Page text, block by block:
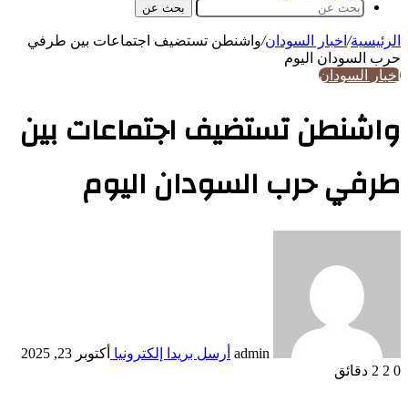
بحث عن
الرئيسية/ اخبار السودان/واشنطن تستضيف اجتماعات بين طرفي
حرب السودان اليوم
اخبار السودان
واشنطن تستضيف اجتماعات بين
طرفي حرب السودان اليوم
admin أرسل بريدا إلكترونيا أكتوبر 23, 2025
0
2 دقائق